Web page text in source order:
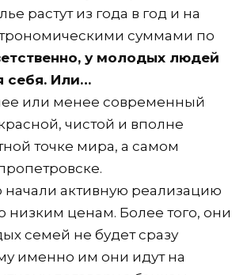
растут из года в год и на
суммами по
у молодых людей
себя. Или…
или менее современный
чистой и вполне
точке мира, а самом
начали активную реализацию
ценам. Более того, они
семей не будет сразу
именно им они идут на